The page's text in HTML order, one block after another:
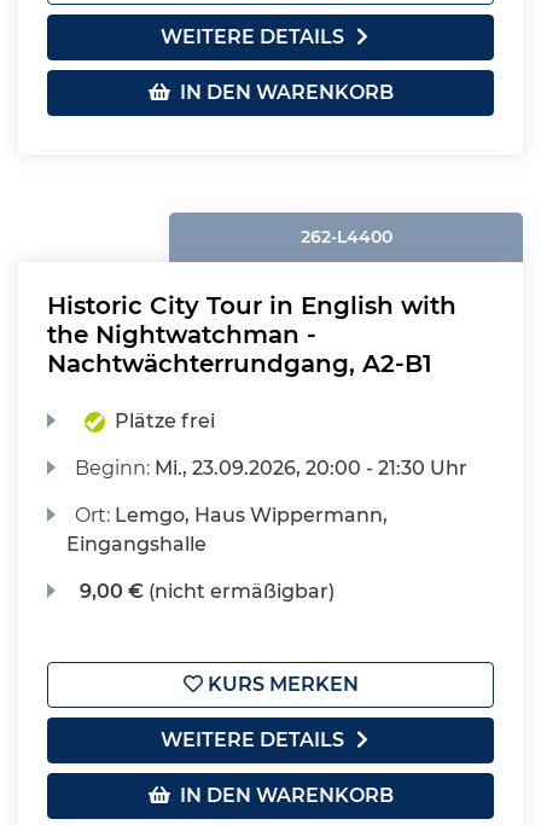
WEITERE DETAILS
IN DEN WARENKORB
262-L4400
Historic City Tour in English with
the Nightwatchman -
Nachtwächterrundgang, A2-B1
Plätze frei
Beginn: Mi., 23.09.2026, 20:00 - 21:30 Uhr
Ort: Lemgo, Haus Wippermann,
Eingangshalle
9,00 € (nicht ermäßigbar)
KURS MERKEN
WEITERE DETAILS
IN DEN WARENKORB